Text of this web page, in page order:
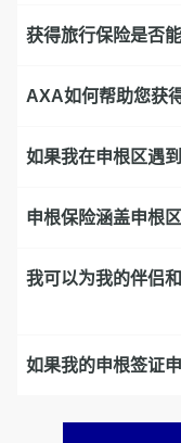
获得旅行保险是否
AXA如何帮助您获
如果我在申根区遇
申根保险涵盖申根
我可以为我的伴侣
如果我的申根签证